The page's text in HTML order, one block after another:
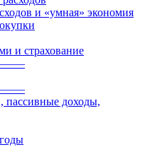
и «умная» экономия
и страхование
пассивные доходы,